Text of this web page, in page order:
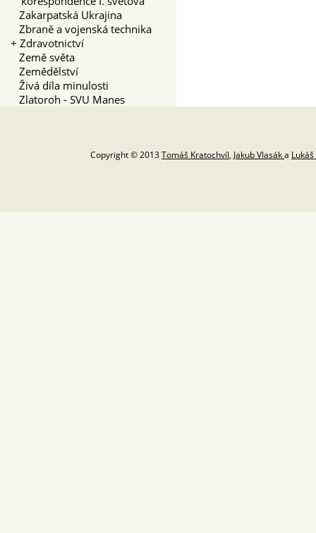
Zakarpatská Ukrajina
Zbraně a vojenská technika
+ Zdravotnictví
Země světa
Zemědělství
Živá díla minulosti
Zlatoroh - SVU Manes
Copyright © 2013Tomáš Kratochvíl, Jakub Vlasáka